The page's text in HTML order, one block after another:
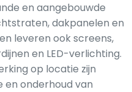
en aangebouwde
dakpanelen en
leveren ook screens,
en LED-verlichting.
op locatie zijn
onderhoud van